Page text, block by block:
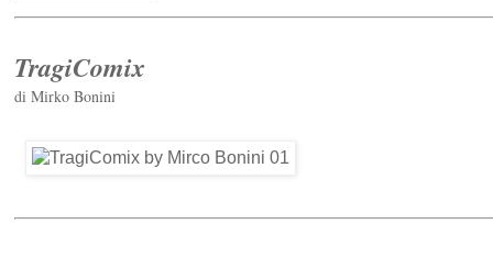
TragiComix
di Mirko Bonini